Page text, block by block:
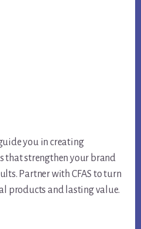
you in creating
that strengthen your brand
Partner with CFAS to turn
products and lasting value.